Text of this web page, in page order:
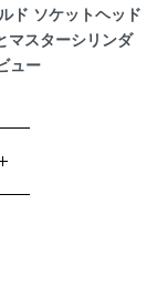
ド ソケットヘッド
マスターシリンダ
ュー